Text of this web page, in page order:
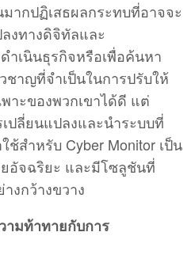
ฏิเสธผลกระทบที่อาจจะ
งทางดิจิทัลและ
าเนินธุรกิจหรือเพื่อค้นหา
ชาญที่จําเป็นในการปรับให้
าะของพวกเขาได้ดี แต่
ปลี่ยนแปลงและนําระบบที่
ช้สำหรับ Cyber Monitor เป็น
อัจฉริยะ และมีโซลูชันที่
งกว้างขวาง
ามท้าทายกับการ